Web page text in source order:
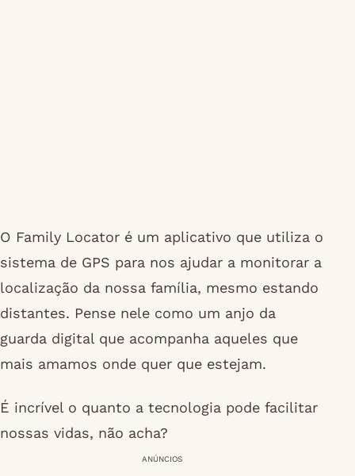
O Family Locator é um aplicativo que utiliza o
sistema de GPS para nos ajudar a monitorar a
localização da nossa família, mesmo estando
distantes. Pense nele como um anjo da
guarda digital que acompanha aqueles que
mais amamos onde quer que estejam.
É incrível o quanto a tecnologia pode facilitar
nossas vidas, não acha?
ANÚNCIOS